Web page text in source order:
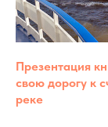
Презентация
свою дорогу к
реке